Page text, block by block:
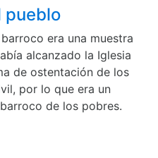
pueblo
era una muestra
alcanzado la Iglesia
de ostentación de los
por lo que era un
de los pobres.